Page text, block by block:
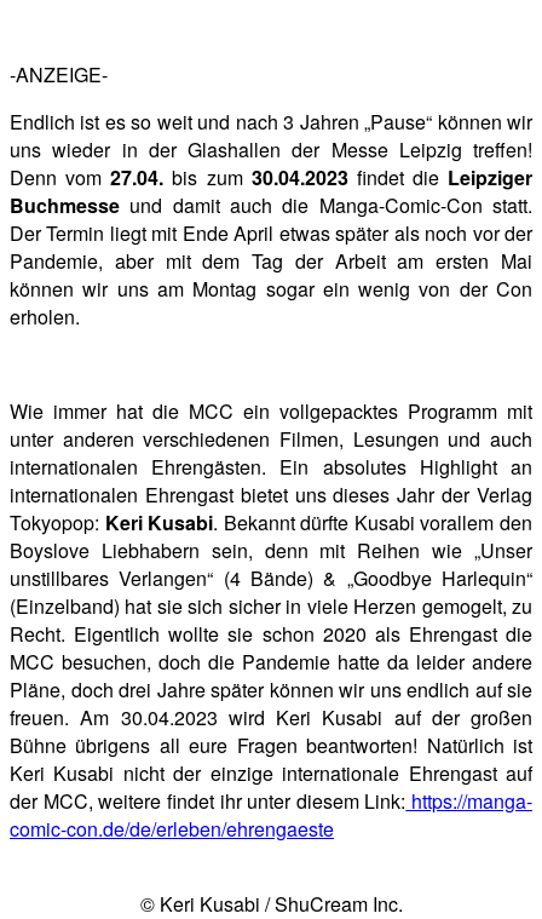
-ANZEIGE-
Endlich ist es so weit und nach 3 Jahren „Pause“ können wir
uns wieder in der Glashallen der Messe Leipzig treffen!
Denn vom27.04.bis zum30.04.2023findet die Leipziger
Buchmesse und damit auch die Manga-Comic-Con statt.
Der Termin liegt mit Ende April etwas später als noch vor der
Pandemie, aber mit dem Tag der Arbeit am ersten Mai
können wir uns am Montag sogar ein wenig von der Con
erholen.
Wie immer hat die MCC ein vollgepacktes Programm mit
unter anderen verschiedenen Filmen, Lesungen und auch
internationalen Ehrengästen. Ein absolutes Highlight an
internationalen Ehrengast bietet uns dieses Jahr der Verlag
Tokyopop: Keri Kusabi. Bekannt dürfte Kusabi vorallem den
Boyslove Liebhabern sein, denn mit Reihen wie „Unser
unstillbares Verlangen“ (4 Bände) & „Goodbye Harlequin“
(Einzelband) hat sie sich sicher in viele Herzen gemogelt, zu
Recht. Eigentlich wollte sie schon 2020 als Ehrengast die
MCC besuchen, doch die Pandemie hatte da leider andere
Pläne, doch drei Jahre später können wir uns endlich auf sie
freuen. Am 30.04.2023 wird Keri Kusabi auf der großen
Bühne übrigens all eure Fragen beantworten! Natürlich ist
Keri Kusabi nicht der einzige internationale Ehrengast auf
der MCC, weitere findet ihr unter diesem Link: https://manga-
comic-con.de/de/erleben/ehrengaeste
© Keri Kusabi / ShuCream Inc.